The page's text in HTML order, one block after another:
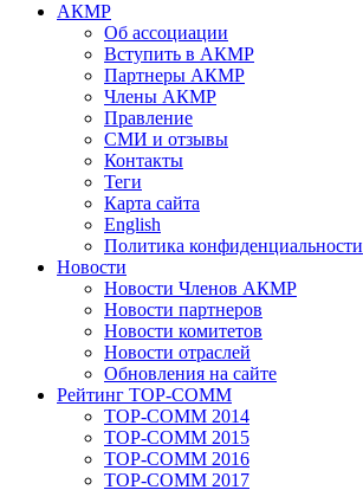
АКМР
Об ассоциации
Вступить в АКМР
Партнеры АКМР
Члены АКМР
Правление
СМИ и отзывы
Контакты
Теги
Карта сайта
English
Политика конфиденциальности
Новости
Новости Членов АКМР
Новости партнеров
Новости комитетов
Новости отраслей
Обновления на сайте
Рейтинг TOP-COMM
TOP-COMM 2014
TOP-COMM 2015
TOP-COMM 2016
TOP-COMM 2017